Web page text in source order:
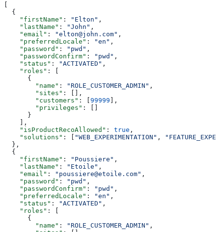
[
  {
    "firstName"
: "Elton" ,
    "lastName"
: "John" ,
    "email"
: "elton@john.com" ,
    "preferredLocale"
: "en" ,
    "password"
: "pwd" ,
    "passwordConfirm"
: "pwd" ,
    "status"
: "ACTIVATED" ,
    "roles"
: [
      {
        "name"
: "ROLE_CUSTOMER_ADMIN" ,
        "sites"
: [],
        "customers"
: [99999 ],
        "privileges"
: []
      }
    ],
    "isProductRecoAllowed"
: true ,
    "solutions"
: [ "WEB_EXPERIMENTATION" ,
  },
  {
    "firstName"
: "Poussiere" ,
    "lastName"
: "Etoile" ,
    "email"
: "poussiere@etoile.com" ,
    "password"
: "pwd" ,
    "passwordConfirm"
: "pwd" ,
    "preferredLocale"
: "en" ,
    "status"
: "ACTIVATED" ,
    "roles"
: [
      {
        "name"
: "ROLE_CUSTOMER_ADMIN" ,